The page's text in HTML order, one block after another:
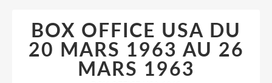
BOX OFFICE USA DU
20 MARS 1963 AU 26
MARS 1963